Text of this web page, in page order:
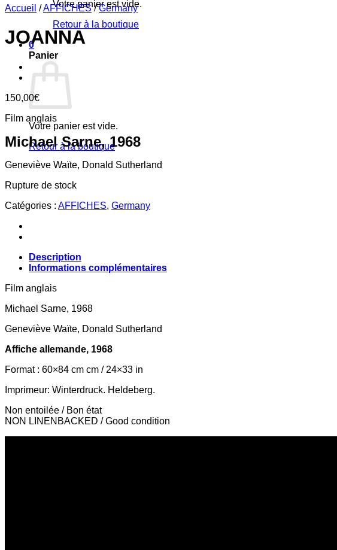
Votre panier est vide.
Retour à la boutique
0
Panier
Votre panier est vide.
Retour à la boutique
Accueil /AFFICHES / Germany
JOANNA
150,00€
Film anglais
Michael Sarne, 1968
Geneviève Waïte, Donald Sutherland
Rupture de stock
Catégories : AFFICHES, Germany
Description
Informations complémentaires
Film anglais
Michael Sarne, 1968
Geneviève Waïte, Donald Sutherland
Affiche allemande, 1968
Format : 60×84 cm cm / 24×33 in
Imprimeur: Winterdruck. Heldeberg.
Non entoilée / Bon état
NON LINENBACKED / Good condition